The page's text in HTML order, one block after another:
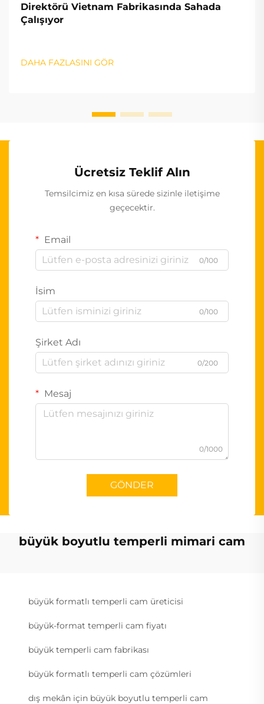
Direktörü Vietnam Fabrikasında Sahada
Çalışıyor
DAHA FAZLASINI GÖR
Ücretsiz Teklif Alın
Temsilcimiz en kısa sürede sizinle iletişime
geçecektir.
Email
0/100
İsim
0/100
Şirket Adı
0/200
Mesaj
0/1000
GÖNDER
büyük boyutlu temperli mimari cam
büyük formatlı temperli cam üreticisi
büyük-format temperli cam fiyatı
büyük temperli cam fabrikası
büyük formatlı temperli cam çözümleri
dış mekân için büyük boyutlu temperli cam